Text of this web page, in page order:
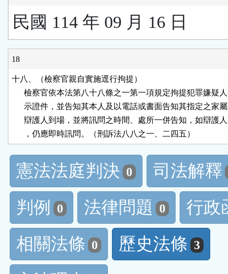
民國 114 年 09 月 16 日
18
十八、（檢察官親自實施逕行拘提）
檢察官依本法第八十八條之一第一項規定拘提犯罪嫌疑
示證件，並告知其本人及以電話或書面告知其指定之家
辯護人到場，並將訊問之時間、處所一併告知，如辯護
      ，仍應即時訊問。（刑訴法八八之一、二四五）
憲法法庭判決 0
司法解釋
判例
0 法律問題 0
行政
相關法條 0 歷史法條 3